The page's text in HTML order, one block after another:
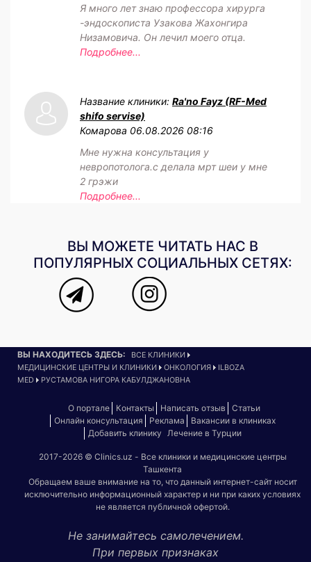
Я много лет знаю профессора хирурга
-эндоскописта Узакова Жахонгира
Низамовича. Он лечил моего отца.
Подробнее...
Название клиники: Ra'no Fayz (RF-Med
shifo servise)
Комарова 06.08.2026 08:16
Мне нужна консультация у
невропотолога.с делала мрт шеи у мне
2 грэжи
Подробнее...
ВЫ МОЖЕТЕ ЧИТАТЬ НАС В
ПОПУЛЯРНЫХ СОЦИАЛЬНЫХ СЕТЯХ:
ВЫ НАХОДИТЕСЬ ЗДЕСЬ:
ВСЕ КЛИНИКИ
МЕДИЦИНСКИЕ ЦЕНТРЫ И КЛИНИКИ
ОНКОЛОГИЯ
ILBOZA
MED
РУСТАМОВА НИГОРА КАБУЛДЖАНОВНА
О портале Контакты Написать отзыв
Статьи
Онлайн консультация
Реклама
Вакансии в клиниках
Добавить клинику
Лечение в Турции
2017-2026 © Clinics.uz - Все клиники и медицинские центры
Ташкента
Обращаем ваше внимание на то, что данный интернет-сайт носит
исключительно информационный характер и ни при каких условиях
не является публичной офертой.
Не занимайтесь самолечением.
При первых признаках